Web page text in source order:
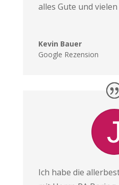
alles Gute und
Kevin Bauer
Google Rezension
Ich habe die